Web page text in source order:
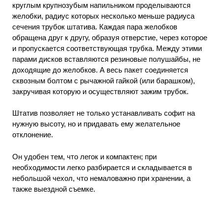
круглым крупнозубым напильником проделываются
желобки, радиус которых несколько меньше радиуса
сечения трубок штатива. Каждая пара желобков
обращена друг к другу, образуя отверстие, через которое
и пропускается соответствующая трубка. Между этими
парами дисков вставляются резиновые полушайбы, не
доходящие до желобков. А весь пакет соединяется
сквозным болтом с рычажной гайкой (или барашком),
закручивая которую и осуществляют зажим трубок.
Штатив позволяет не только устанавливать софит на
нужную высоту, но и придавать ему желательное
отклонение.
Он удобен тем, что легок и компактен; при
необходимости легко разбирается и складывается в
небольшой чехол, что немаловажно при хранении, а
также выездной съемке.